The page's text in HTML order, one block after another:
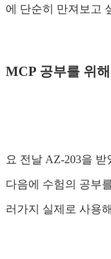
에 단순히 만져보고
MCP 공부를 위해
요 전날 AZ-203을 받
다음에 수험의 공부
러가지 실제로 사용